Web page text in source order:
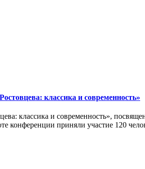
классика и современность»
классика и современность»,
конференции приняли участие 120